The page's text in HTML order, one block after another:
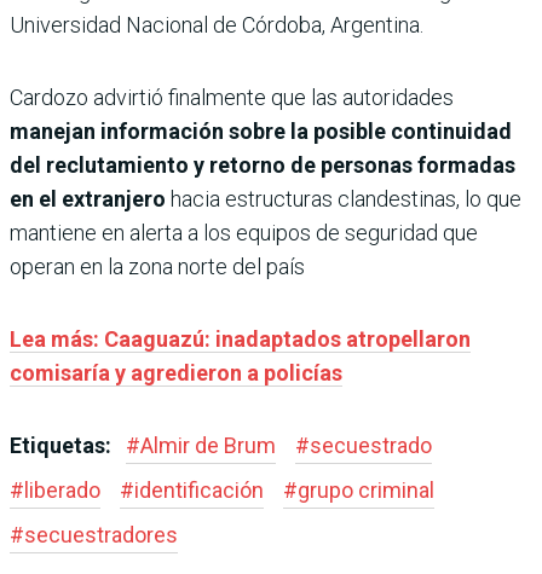
Universidad Nacional de Córdoba, Argentina.
Cardozo advirtió finalmente que las autoridades
manejan información sobre la posible continuidad
del reclutamiento y retorno de personas formadas
en el extranjero hacia estructuras clandestinas, lo que
mantiene en alerta a los equipos de seguridad que
operan en la zona norte del país
Lea más: Caaguazú: inadaptados atropellaron
comisaría y agredieron a policías
Etiquetas: #Almir de Brum #secuestrado
# liberado #identificación #grupo criminal
#secuestradores